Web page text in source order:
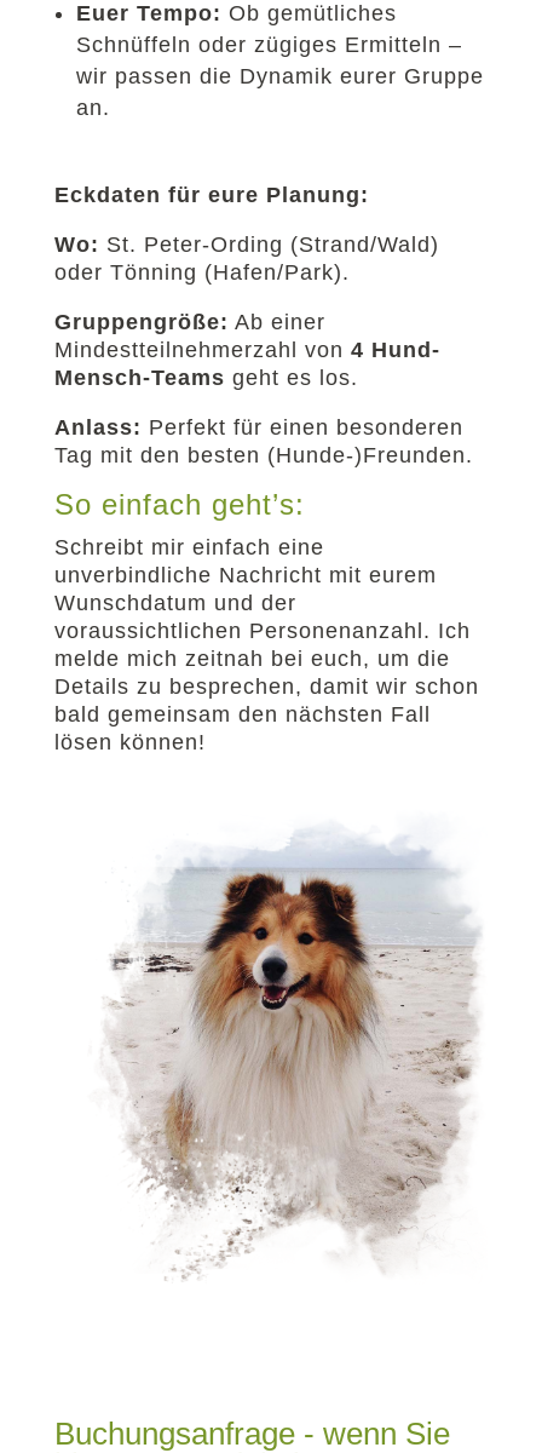
Euer Tempo: Ob gemütliches
Schnüffeln oder zügiges Ermitteln –
wir passen die Dynamik eurer Gruppe
an.
Eckdaten für eure Planung:
Wo: St. Peter-Ording (Strand/Wald)
oder Tönning (Hafen/Park).
Gruppengröße: Ab einer
Mindestteilnehmerzahl von 4 Hund-
Mensch-Teams geht es los.
Anlass: Perfekt für einen besonderen
Tag mit den besten (Hunde-)Freunden.
So einfach geht’s:
Schreibt mir einfach eine
unverbindliche Nachricht mit eurem
Wunschdatum und der
voraussichtlichen Personenanzahl. Ich
melde mich zeitnah bei euch, um die
Details zu besprechen, damit wir schon
bald gemeinsam den nächsten Fall
lösen können!
Buchungsanfrage - wenn Sie